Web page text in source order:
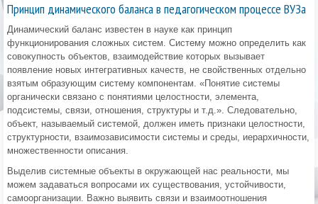
Принцип динамического баланса в педагогическом процессе ВУЗа
Динамический баланс известен в науке как принцип
функционирования сложных систем. Систему можно определить как
совокупность объектов, взаимодействие которых вызывает
появление новых интегративных качеств, не свойственных отдельно
взятым образующим систему компонентам. «Понятие системы
органически связано с понятиями целостности, элемента,
подсистемы, связи, отношения, структуры и т.д.». Следовательно,
объект, называемый системой, должен иметь признаки целостности,
структурности, взаимозависимости системы и среды, иерархичности,
множественности описания.
Выделив системные объекты в окружающей нас реальности, мы
можем задаваться вопросами их существования, устойчивости,
самоорганизации. Важно выявить связи и взаимоотношения